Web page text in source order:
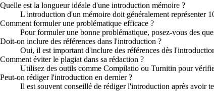
Quelle est la longueur idéale d'une introduction mémoire ?
L'introduction d'un mémoire doit généralement représenter
Comment formuler une problématique efficace ?
Pour formuler une bonne problématique, posez-vous des
Doit-on inclure des références dans l'introduction ?
Oui, il est important d'inclure des références dès
Comment éviter le plagiat dans sa rédaction ?
Utilisez des outils comme Compilatio ou Turnitin pour
Peut-on rédiger l'introduction en dernier ?
Il est souvent conseillé de rédiger l'introduction après avoir